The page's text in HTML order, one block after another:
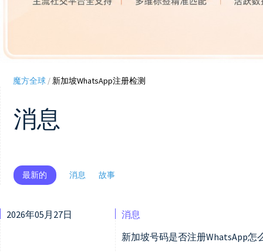
魔方全球/ 新加坡WhatsApp注册检测
消息
最新的 消息 故事
2026年05月27日
消息
新加坡号码是否注册WhatsApp怎